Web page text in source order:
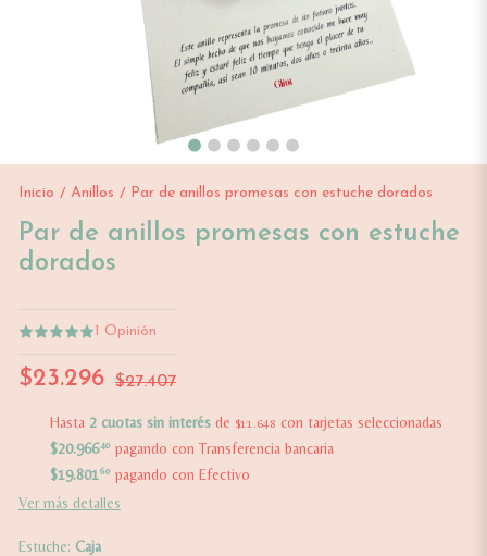
Inicio / Anillos / Par de anillos promesas con estuche dorados
Par de anillos promesas con estuche
dorados
1 Opinión
$23.296 $27.407
Hasta 2 cuotas sin interésde $11.648 con tarjetas seleccionadas
$20.966 40pagando con Transferencia bancaria
$19.80160pagando con Efectivo
Ver más detalles
Estuche: Caja